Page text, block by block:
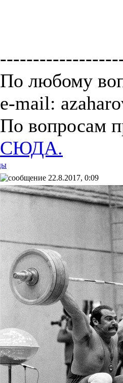
По любому
e-mail:
По вопросам
СЮДА.
22.8.2017, 0:09